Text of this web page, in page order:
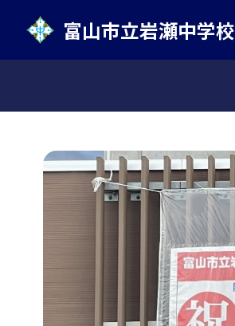
富山市立岩瀬中学校